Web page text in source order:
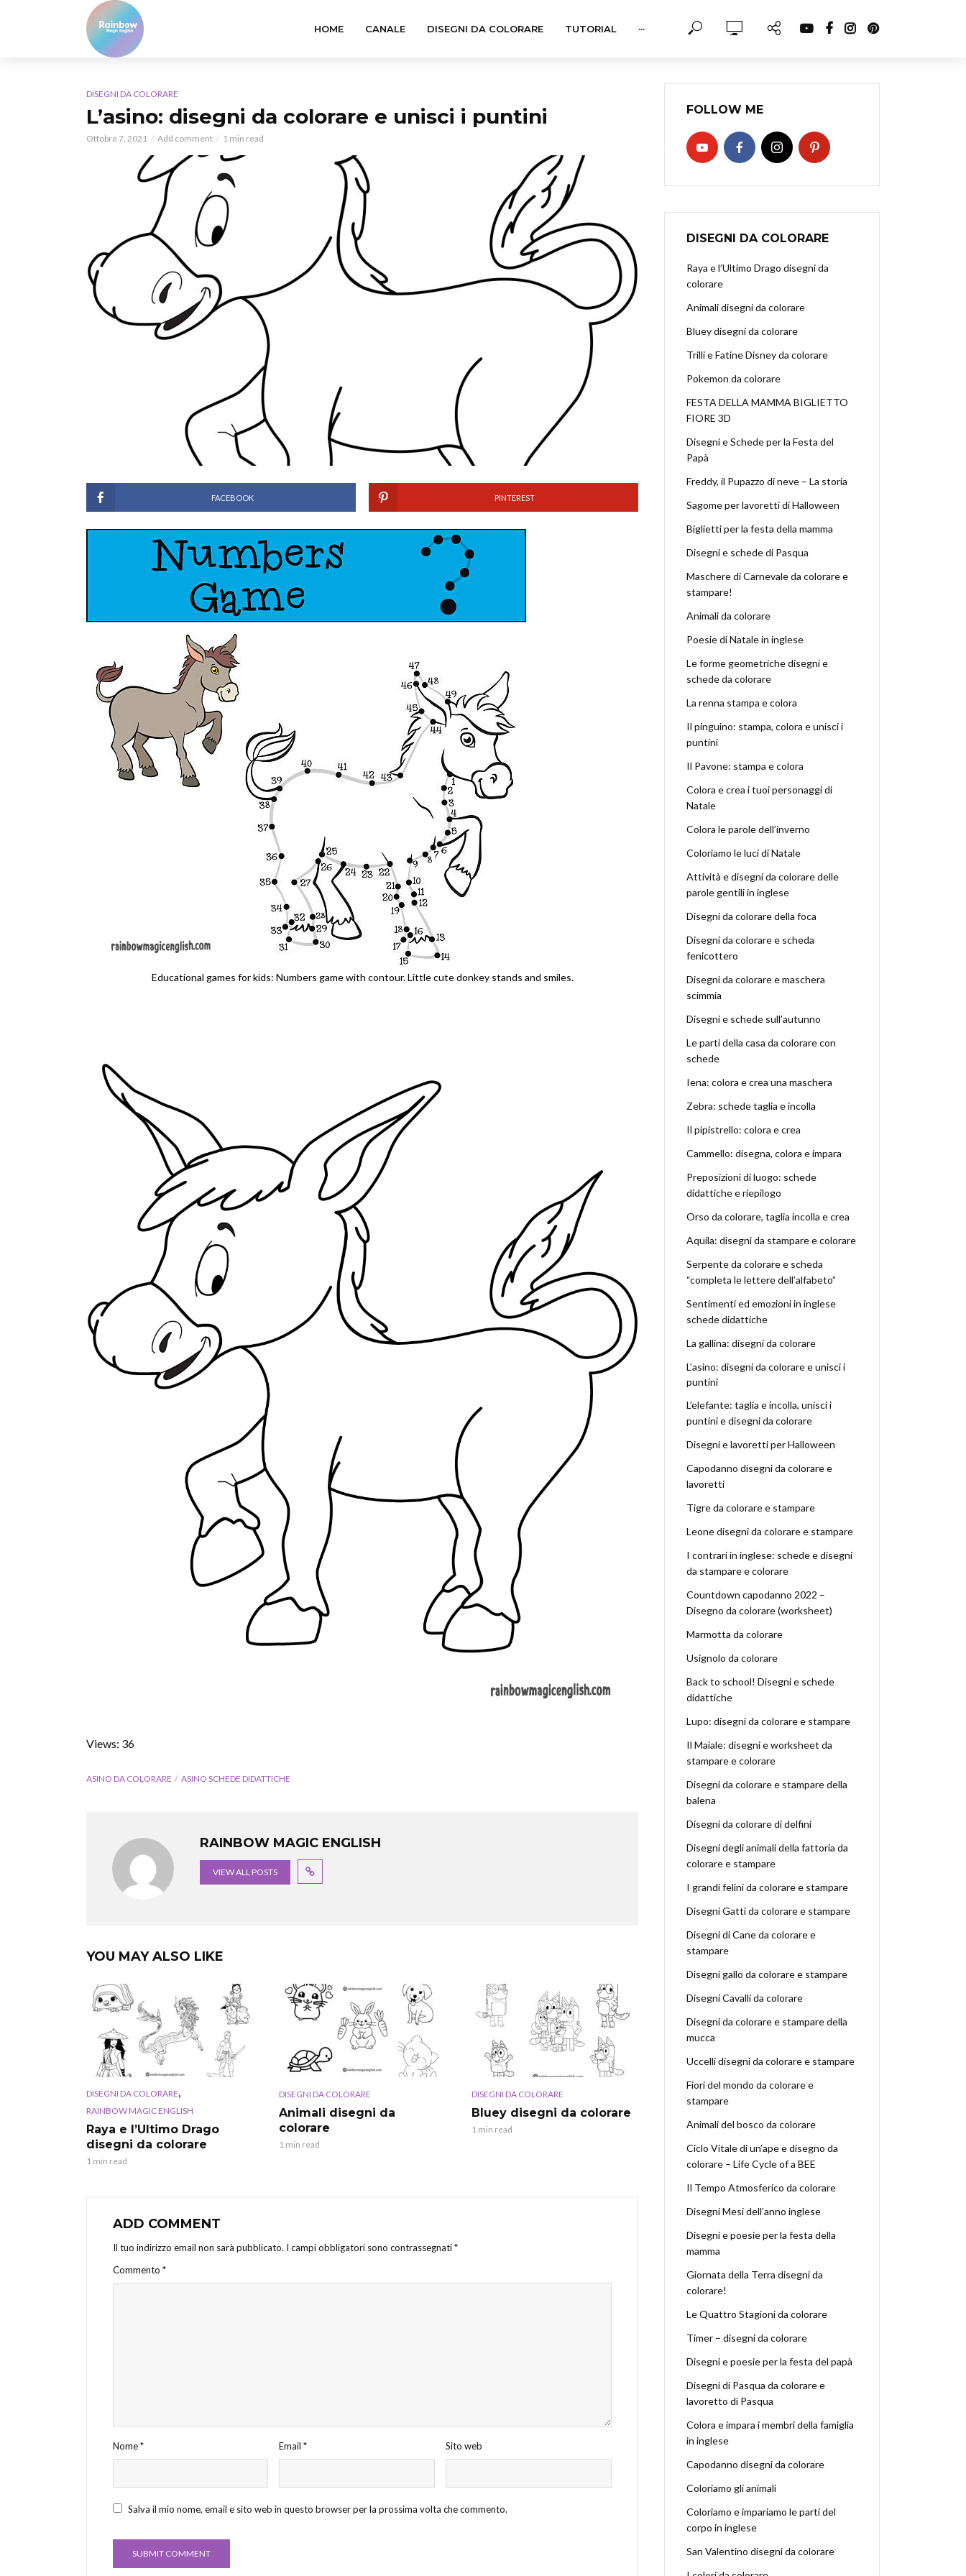
HOME CANALE DISEGNI DA COLORARE TUTORIAL ···
DISEGNI DA COLORARE
L’asino: disegni da colorare e unisci i puntini
Ottobre 7, 2021 Add comment 1 min read
FACEBOOK PINTEREST
Educational games for kids: Numbers game with contour. Little cute donkey stands and smiles.
Views: 36
ASINO DA COLORARE ASINO SCHEDE DIDATTICHE
RAINBOW MAGIC ENGLISH
VIEW ALL POSTS
YOU MAY ALSO LIKE
DISEGNI DA COLORARE,
RAINBOW MAGIC ENGLISH
Raya e l’Ultimo Drago
disegni da colorare
1 min read
DISEGNI DA COLORARE
Animali disegni da
colorare
1 min read
DISEGNI DA COLORARE
Bluey disegni da colorare
1 min read
ADD COMMENT
Il tuo indirizzo email non sarà pubblicato. I campi obbligatori sono contrassegnati*
Commento *
Nome* Email* Sito web
Salva il mio nome, email e sito web in questo browser per la prossima volta che commento.
FOLLOW ME
DISEGNI DA COLORARE
Raya e l’Ultimo Drago disegni da
colorare
Animali disegni da colorare
Bluey disegni da colorare
Trilli e Fatine Disney da colorare
Pokemon da colorare
FESTA DELLA MAMMA BIGLIETTO
FIORE 3D
Disegni e Schede per la Festa del
Papà
Freddy, il Pupazzo di neve – La storia
Sagome per lavoretti di Halloween
Biglietti per la festa della mamma
Disegni e schede di Pasqua
Maschere di Carnevale da colorare e
stampare!
Animali da colorare
Poesie di Natale in inglese
Le forme geometriche disegni e
schede da colorare
La renna stampa e colora
Il pinguino: stampa, colora e unisci i
puntini
Il Pavone: stampa e colora
Colora e crea i tuoi personaggi di
Natale
Colora le parole dell’inverno
Coloriamo le luci di Natale
Attività e disegni da colorare delle
parole gentili in inglese
Disegni da colorare della foca
Disegni da colorare e scheda
fenicottero
Disegni da colorare e maschera
scimmia
Disegni e schede sull’autunno
Le parti della casa da colorare con
schede
Iena: colora e crea una maschera
Zebra: schede taglia e incolla
Il pipistrello: colora e crea
Cammello: disegna, colora e impara
Preposizioni di luogo: schede
didattiche e riepilogo
Orso da colorare, taglia incolla e crea
Aquila: disegni da stampare e colorare
Serpente da colorare e scheda
“completa le lettere dell’alfabeto”
Sentimenti ed emozioni in inglese
schede didattiche
La gallina: disegni da colorare
L’asino: disegni da colorare e unisci i
puntini
L’elefante: taglia e incolla, unisci i
puntini e disegni da colorare
Disegni e lavoretti per Halloween
Capodanno disegni da colorare e
lavoretti
Tigre da colorare e stampare
Leone disegni da colorare e stampare
I contrari in inglese: schede e disegni
da stampare e colorare
Countdown capodanno 2022 –
Disegno da colorare (worksheet)
Marmotta da colorare
Usignolo da colorare
Back to school! Disegni e schede
didattiche
Lupo: disegni da colorare e stampare
Il Maiale: disegni e worksheet da
stampare e colorare
Disegni da colorare e stampare della
balena
Disegni da colorare di delfini
Disegni degli animali della fattoria da
colorare e stampare
I grandi felini da colorare e stampare
Disegni Gatti da colorare e stampare
Disegni di Cane da colorare e
stampare
Disegni gallo da colorare e stampare
Disegni Cavalli da colorare
Disegni da colorare e stampare della
mucca
Uccelli disegni da colorare e stampare
Fiori del mondo da colorare e
stampare
Animali del bosco da colorare
Ciclo Vitale di un’ape e disegno da
colorare – Life Cycle of a BEE
Il Tempo Atmosferico da colorare
Disegni Mesi dell’anno inglese
Disegni e poesie per la festa della
mamma
Giornata della Terra disegni da
colorare!
Le Quattro Stagioni da colorare
Timer – disegni da colorare
Disegni e poesie per la festa del papà
Disegni di Pasqua da colorare e
lavoretto di Pasqua
Colora e impara i membri della famiglia
in inglese
Capodanno disegni da colorare
Coloriamo gli animali
Coloriamo e impariamo le parti del
corpo in inglese
San Valentino disegni da colorare